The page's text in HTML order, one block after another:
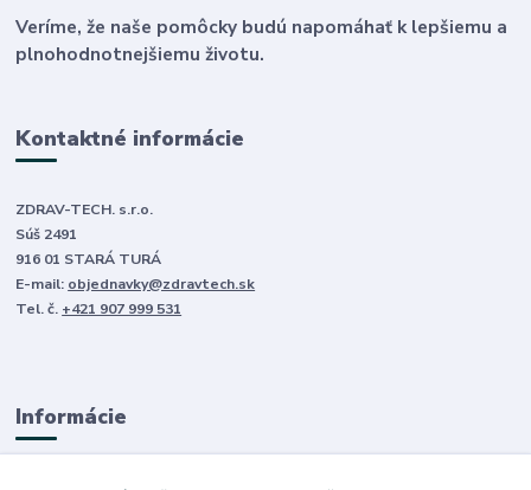
Veríme, že naše pomôcky budú napomáhať k lepšiemu a
plnohodnotnejšiemu životu.
Kontaktné informácie
ZDRAV-TECH. s.r.o.
Súš 2491
916 01 STARÁ TURÁ
E-mail: objednavky@zdravtech.sk
Tel. č. +421 907 999 531
Informácie